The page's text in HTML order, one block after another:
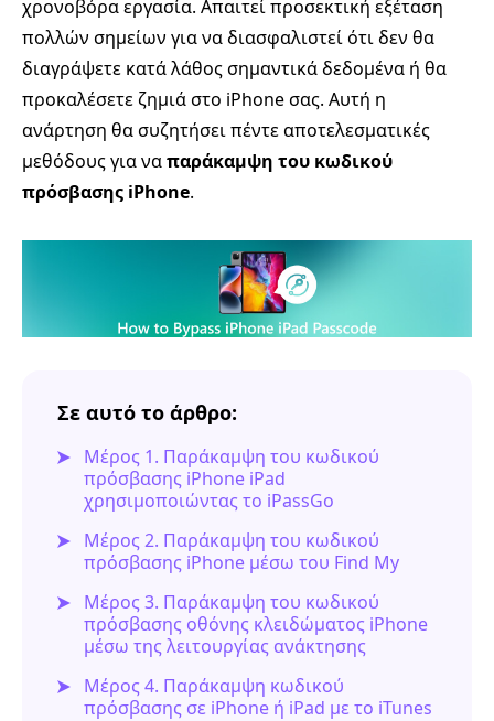
χρονοβόρα εργασία. Απαιτεί προσεκτική εξέταση
πολλών σημείων για να διασφαλιστεί ότι δεν θα
διαγράψετε κατά λάθος σημαντικά δεδομένα ή θα
προκαλέσετε ζημιά στο iPhone σας. Αυτή η
ανάρτηση θα συζητήσει πέντε αποτελεσματικές
μεθόδους για ναπαράκαμψη του κωδικού
πρόσβασης iPhone.
Σε αυτό το άρθρο:
Μέρος 1. Παράκαμψη του κωδικού
πρόσβασης iPhone iPad
χρησιμοποιώντας το iPassGo
Μέρος 2. Παράκαμψη του κωδικού
πρόσβασης iPhone μέσω του Find My
Μέρος 3. Παράκαμψη του κωδικού
πρόσβασης οθόνης κλειδώματος iPhone
μέσω της λειτουργίας ανάκτησης
Μέρος 4. Παράκαμψη κωδικού
πρόσβασης σε iPhone ή iPad με το iTunes